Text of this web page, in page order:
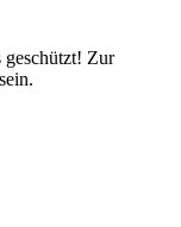
geschützt! Zur